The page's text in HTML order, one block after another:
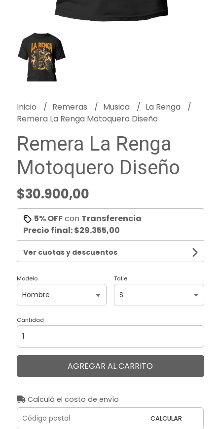
Inicio Remeras Musica
La Renga
Remera La Renga Motoquero Diseño
Remera La Renga
Motoquero Diseño
$30.900,00
5% OFFcon Transferencia
Precio final:$29.355,00
Ver cuotas y descuentos
Modelo Talle
Cantidad
AGREGAR AL CARRITO
Calculá el costo de envío
CALCULAR